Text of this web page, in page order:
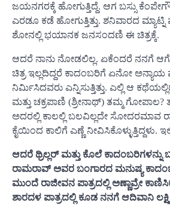
ಜಯನಗರಕ್ಕೆ ಹೋಗುತ್ತಿದ್ದೆ. ಆಗ ಬಸ್ಸು
ಎರಡೂ ಕಡೆ ಹೋಗುತ್ತಿತ್ತು. ಶನಿವಾರದ ಮ್ಯಾಟ್ನಿ
ಶೋನಲ್ಲಿ ಭಯಾನಕ ಜನಸಂದಣಿ ಈ ಚಿತ್ರಕ್ಕೆ.
ಆದರೆ ನಾನು ನೋಡಲಿಲ್ಲ. ಏಕೆಂದರೆ ನನಗೆ
ಚಿತ್ರ ಇಲ್ಲದಿದ್ದರೆ ಕಾದಂಬರಿಗೆ ಏನೋ ಅನ್ಯಾಯ
ನಿರ್ಮಿಸಿದವರು ಎನ್ನಿಸುತ್ತಿತ್ತು. ಎಲ್ಲಿ ಆ
ಮತ್ತು ಚಕ್ರಪಾಣಿ (ಶ್ರೀನಾಥ್)‌ ತಮ್ಮ ಗೋಪಾಲ?
ಅದರಲ್ಲಿ ಕಾಲಲ್ಲಿ ಬಲವಿಲ್ಲದೇ ಸೋದರಮಾವ
ಕೈಯಿಂದ ಕಾಲಿಗೆ ಎಣ್ಣೆ ನೀವಿಸಿಕೊಳ್ಳುತ್ತಿದ್ದಳು.
ಆದರೆ ಥ್ರಿಲ್ಲರ್‌ ಮತ್ತು ಕೊಲೆ ಕಾದಂಬರಿಗಳನ್ನು
ರಾಮರಾವ್‌ ಅವರ ಬಂಗಾರದ ಮನುಷ್ಯ
ಮುಂದೆ ರಾಜೀವನ ಪಾತ್ರದಲ್ಲಿ ಅಣ್ಣಾವ್ರೇ
ಶಾರದಳ ಪಾತ್ರದಲ್ಲಿ ಕೂಡ ನನಗೆ ಆದಿವಾನಿ